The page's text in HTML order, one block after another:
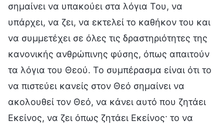
σημαίνει να υπακούει στα λόγια Του, να
υπάρχει, να ζει, να εκτελεί το καθήκον του και
να συμμετέχει σε όλες τις δραστηριότητες της
κανονικής ανθρώπινης φύσης, όπως απαιτούν
τα λόγια του Θεού. Το συμπέρασμα είναι ότι το
να πιστεύει κανείς στον Θεό σημαίνει να
ακολουθεί τον Θεό, να κάνει αυτό που ζητάει
Εκείνος, να ζει όπως ζητάει Εκείνος· το να